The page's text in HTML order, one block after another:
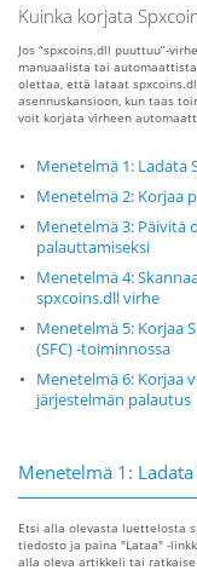
Kuinka korjata
Jos “spxcoins.dll puuttuu”-
manuaalista tai
olettaa, että lataat
asennuskansioon, kun taas
voit korjata virheen
Menetelmä 1: Ladata
Menetelmä 2: Korjaa
Menetelmä 3:
palauttamiseksi
Menetelmä 4:
spxcoins.dll virhe
Menetelmä 5: Korjaa
(SFC) -toiminnossa
Menetelmä 6: Korjaa
järjestelmän palautus
Menetelmä 1:
Etsi alla olevasta luettelosta
tiedosto ja paina "Lataa" -
alla oleva artikkeli tai